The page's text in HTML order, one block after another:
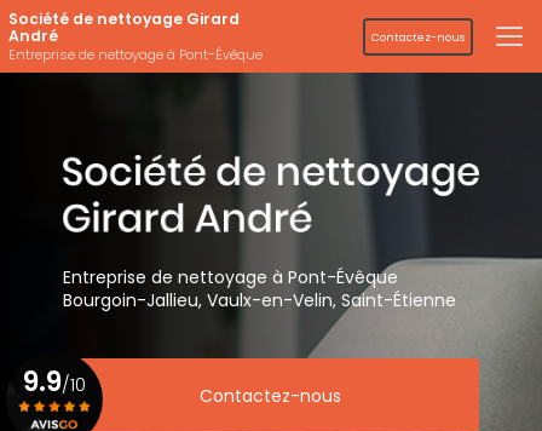
Aller
au
contenu
principal
Société de nettoyage Girard
André
Entreprise de nettoyage à Pont-Évêque
Contactez-nous
Entreprise de nettoyage à Pont-Évêque
Bourgoin-Jallieu, Vaulx-en-Velin, Saint-Étienne
Contactez-nous
9.9/10